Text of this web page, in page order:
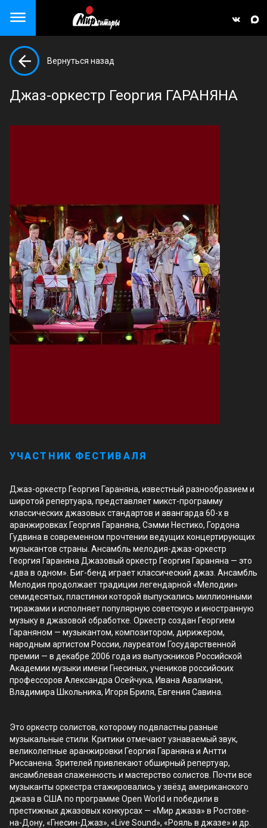
Close menu
Вернуться назад
Джаз-оркестр Георгия ГАРАНЯНА
УЧАСТНИК ФЕСТИВАЛЯ
Джаз-оркестр Георгия Гараняна, известный разнообразием и
широтой репертуара, представляет микст-программу
классических джазовых стандартов и авангарда 60-х в
аранжировках Георгия Гараняна, Сэмми Нестико, Гордона
Гудвина в современном прочтении ведущих концертирующих
музыкантов страны. Ансамбль мелодия-джаз-оркестр
Георгия Гараняна Джазовый оркестр Георгия Гараняна — это
«два в одном». Биг-бенд играет классический джаз. Ансамбль
Мелодия продолжает традиции легендарной «Мелодии»
семидесятых, пластинки которой выпускались миллионными
тиражами и исполняет популярную советскую и иностранную
музыку в джазовой обработке. Оркестр создан Георгием
Гараняном — музыкантом, композитором, дирижером,
народным артистом России, лауреатом Государственной
премии — в декабре 2006 года из выпускников Российской
Академии музыки имени Гнесиных, учеников российских
профессоров Александра Осейчука, Ивана Авалиани,
Владимира Школьника, Игоря Бриля, Евгения Савина.
Это оркестр солистов, которому подвластны разные
музыкальные стили. Критики отмечают узнаваемый звук,
великолепные аранжировки Георгия Гараняна и Антти
Риссанена. Зрителей привлекают обширный репертуар,
ансамблевая слаженность и мастерство солистов. Почти все
музыканты оркестра стажировались у звёзд американского
джаза в США по программе Open World и победили в
престижных джазовых конкурсах — «Мир джаза» в Ростове-
на-Дону, «Гнесин-Джаз», «Live Sound», «Рояль в джазе» и др.